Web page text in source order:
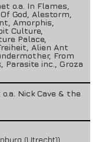
o.a. In Flames,
God, Alestorm,
Amorphis,
Culture,
Palace,
Alien Ant
From
Parasite inc., Groza
Nick Cave & the
(Utrecht))